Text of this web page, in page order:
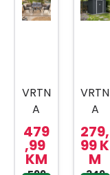
VRTN
A
GAR
NITU
RA
479
,99
KM
VRTN
A
KUĆI
CA
CAR
279,
99 K
M